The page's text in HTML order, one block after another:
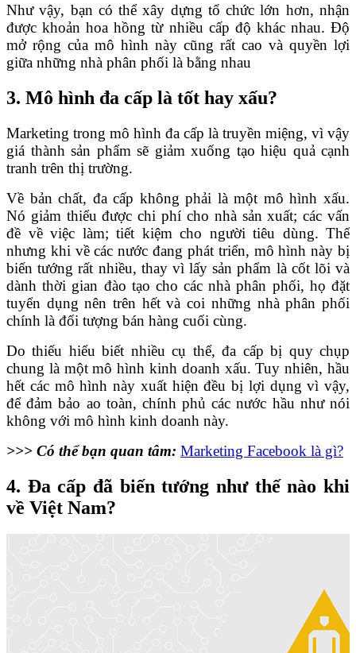
Như vậy, bạn có thể xây dựng tổ chức lớn hơn, nhận
được khoản hoa hồng từ nhiều cấp độ khác nhau. Độ
mở rộng của mô hình này cũng rất cao và quyền lợi
giữa những nhà phân phối là bằng nhau
3. Mô hình đa cấp là tốt hay xấu?
Marketing trong mô hình đa cấp là truyền miệng, vì vậy
giá thành sản phẩm sẽ giảm xuống tạo hiệu quả cạnh
tranh trên thị trường.
Về bản chất, đa cấp không phải là một mô hình xấu.
Nó giảm thiểu được chi phí cho nhà sản xuất; các vấn
đề về việc làm; tiết kiệm cho người tiêu dùng. Thế
nhưng khi về các nước đang phát triển, mô hình này bị
biến tướng rất nhiều, thay vì lấy sản phẩm là cốt lõi và
dành thời gian đào tạo cho các nhà phân phối, họ đặt
tuyển dụng nên trên hết và coi những nhà phân phối
chính là đối tượng bán hàng cuối cùng.
Do thiếu hiểu biết nhiều cụ thể, đa cấp bị quy chụp
chung là một mô hình kinh doanh xấu. Tuy nhiên, hầu
hết các mô hình này xuất hiện đều bị lợi dụng vì vậy,
để đảm bảo ao toàn, chính phủ các nước hầu như nói
không với mô hình kinh doanh này.
>>> Có thể bạn quan tâm: Marketing Facebook là gì?
4. Đa cấp đã biến tướng như thế nào khi
về Việt Nam?